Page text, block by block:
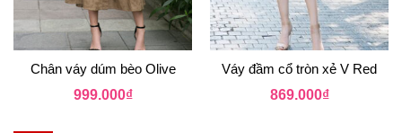
Chân váy dúm bèo Olive
999.000₫
Váy đầm cổ tròn xẻ V Red
869.000₫